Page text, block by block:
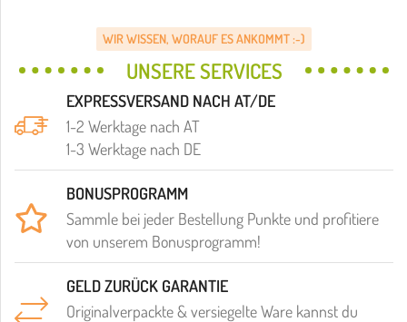
WIR WISSEN, WORAUF ES ANKOMMT :-)
UNSERE SERVICES
EXPRESSVERSAND NACH AT/DE
1-2 Werktage nach AT
1-3 Werktage nach DE
BONUSPROGRAMM
Sammle bei jeder Bestellung Punkte und profitiere
von unserem Bonusprogramm!
GELD ZURÜCK GARANTIE
Originalverpackte & versiegelte Ware kannst du